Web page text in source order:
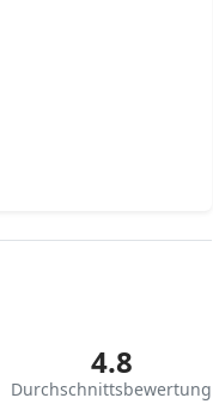
4.8
Durchschnittsbewertung